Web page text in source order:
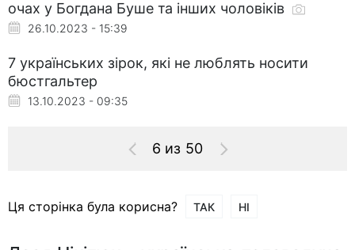
очах у Богдана Буше та інших чоловіків
26.10.2023 - 15:39
7 українських зірок, які не люблять носити
бюстгальтер
13.10.2023 - 09:35
6 из 50
Ця сторінка була корисна? ТАК НІ